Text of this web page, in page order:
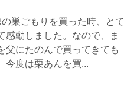
巣ごもりを買った時、とて
感動しました。なので、ま
父にたのんで買ってきても
今度は栗あんを買...